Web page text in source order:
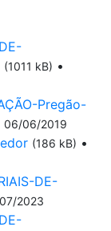
(1011 kB) •
Pregão-
06/06/2019
(186 kB) •
DE-
2023